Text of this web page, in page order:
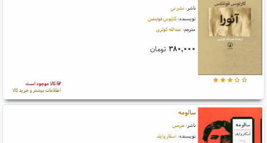
ناشر: نشر نی
نویسنده: کارلوس فوئنتس
مترجم: عبدالله کوثری
۳۸۰,۰۰۰ تومان
کالا موجود است
اطلاعات بیشتر و خرید کالا
سالومه
ناشر: هرمس
نویسنده: اسکار وایلد